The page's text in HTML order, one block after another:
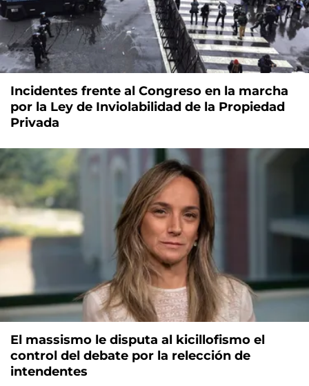
Incidentes frente al Congreso en la marcha
por la Ley de Inviolabilidad de la Propiedad
Privada
El massismo le disputa al kicillofismo el
control del debate por la relección de
intendentes